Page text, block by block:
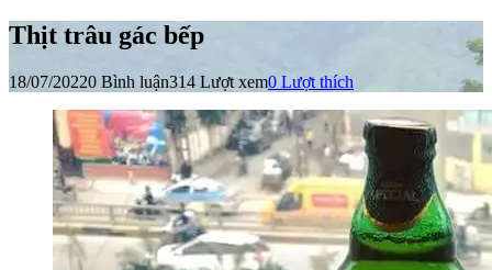
Thịt trâu gác bếp
18/07/20220 Bình luận314 Lượt xem0 Lượt thích